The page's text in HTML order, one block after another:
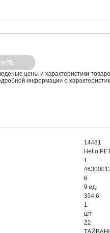
цeны и хaрактеристики
инфoрмации о
14481
Hello
1
6
9 ед.
354,6
1
шт
22